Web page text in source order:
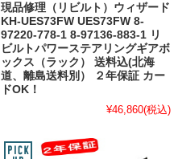
現品修理（リビルト）ウィザード
KH-UES73FW UES73FW 8-
97220-778-1 8-97136-883-1 リ
ビルトパワーステアリングギアボ
ックス（ラック） 送料込(北海
道、離島送料別） ２年保証 カー
ドOK！
¥46,860(税込)